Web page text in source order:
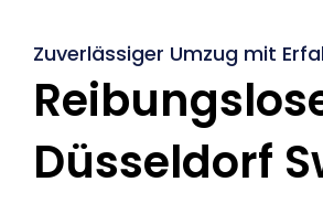
Zuverlässiger Umzug mit
Düsseldorf